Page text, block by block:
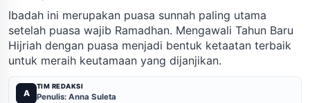
Ibadah ini merupakan puasa sunnah paling utama
setelah puasa wajib Ramadhan. Mengawali Tahun Baru
Hijriah dengan puasa menjadi bentuk ketaatan terbaik
untuk meraih keutamaan yang dijanjikan.
A
TIM REDAKSI
Penulis: Anna Suleta